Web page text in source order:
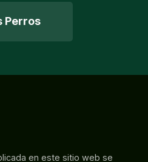
Perros
en este sitio web se